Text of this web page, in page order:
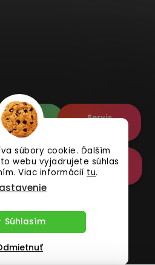
súbory cookie. Ďalším
webu vyjadrujete súhlas
Viac informácií tu.
Súhlasím
Apple's
Servis
Online
Reklamácia
Shoptet
. Všetky práva vyhradené.